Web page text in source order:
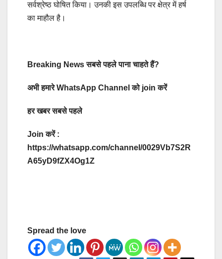
सर्वश्रेष्ठ घोषित किया। उनकी इस उपलब्धि पर क्षेत्र में हर्ष
का माहौल है।
Breaking News सबसे पहले पाना चाहते हैं?
अभी हमारे WhatsApp Channel को join करें
हर खबर सबसे पहले
Join करें :
https://whatsapp.com/channel/0029Vb7S2R
A65yD9fZX4Og1Z
Spread the love